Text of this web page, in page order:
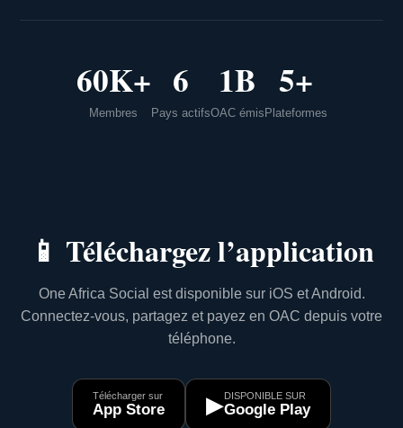
60K+
Membres
6
Pays actifs
1B
OAC émis
5+
Plateformes
📱 Téléchargez l’application
One Africa Social est disponible sur iOS et Android.
Connectez-vous, partagez et payez en OAC depuis votre
téléphone.
Télécharger sur
App Store ▶DISPONIBLE SUR
Google Play